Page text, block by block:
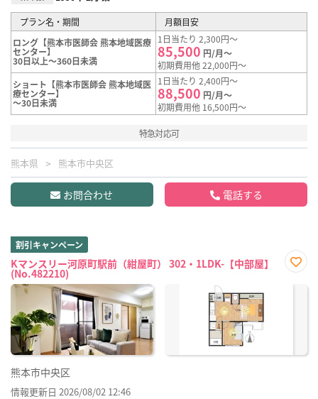
プラン名・期間
月額目安
ロング【熊本市医師会 熊本地域医療
センター】
30日以上～360日未満
1日当たり 2,300円～
85,500 円/月～
初期費用他 22,000円～
ショート【熊本市医師会 熊本地域医
療センター】
～30日未満
1日当たり 2,400円～
88,500 円/月～
初期費用他 16,500円～
特急対応可
熊本県 熊本市中央区
お問合わせ 電話する
割引キャンペーン
Kマンスリー河原町駅前（紺屋町） 302・1LDK-【中部屋】
(No.482210)
に入
熊本市中央区
情報更新日 2026/08/02 12:46